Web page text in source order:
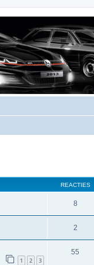
REACTIES
8
2
1 2 3
55